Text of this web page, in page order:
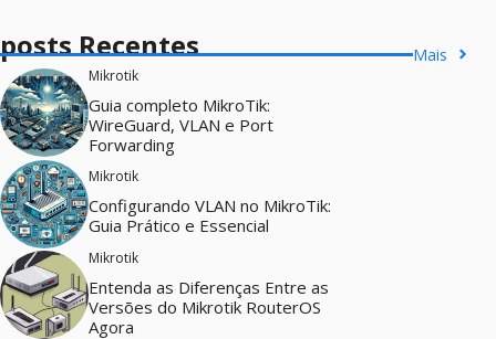
posts Recentes Mais
Mikrotik
Guia completo MikroTik:
WireGuard, VLAN e Port
Forwarding
Mikrotik
Configurando VLAN no MikroTik:
Guia Prático e Essencial
Mikrotik
Entenda as Diferenças Entre as
Versões do Mikrotik RouterOS
Agora